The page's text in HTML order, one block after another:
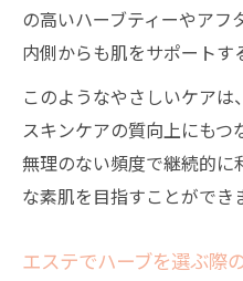
の高いハーブティーやアフ
内側からも肌をサポートす
このようなやさしいケア
スキンケアの質向上にもつ
無理のない頻度で継続的
な素肌を目指すことができ
エステでハーブを選ぶ際